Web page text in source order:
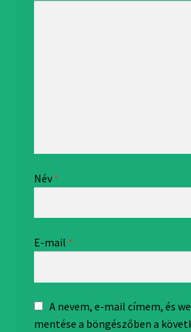
Név *
E-mail *
A nevem, e-mail címem, és
mentése a böngészőben a